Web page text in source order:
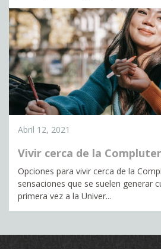
Abril 12, 2021
Vivir cerca de la
Opciones para vivir cerca de la
sensaciones que se suelen generar
primera vez a la Univer...